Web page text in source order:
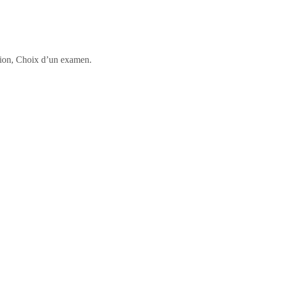
Choix d’un examen.